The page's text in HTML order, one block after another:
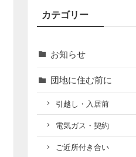
カテゴリー
お知らせ
団地に住む前に
引越し・入居前
電気ガス・契約
ご近所付き合い